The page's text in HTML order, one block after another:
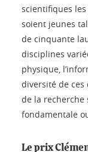
scientifiques
soient jeunes
de cinquante
disciplines
physique,
diversité de
de la recherche
fondamentale
Le prix